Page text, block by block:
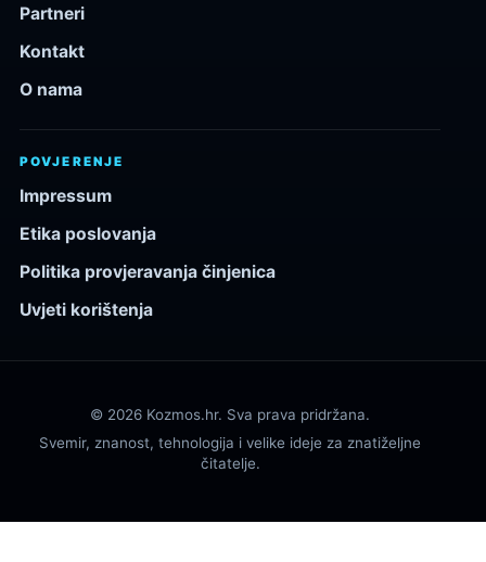
Partneri
Kontakt
O nama
POVJERENJE
Impressum
Etika poslovanja
Politika provjeravanja činjenica
Uvjeti korištenja
© 2026 Kozmos.hr. Sva prava pridržana.
Svemir, znanost, tehnologija i velike ideje za znatiželjne
čitatelje.